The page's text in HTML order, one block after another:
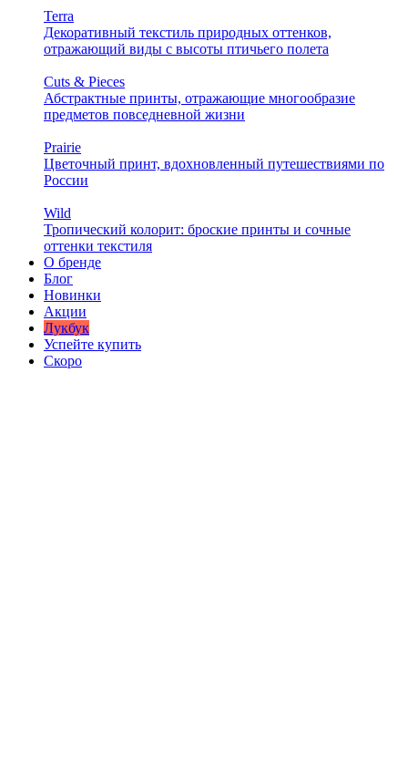
Terra
Декоративный текстиль природных оттенков,
отражающий виды с высоты птичьего полета
Cuts & Pieces
Абстрактные принты, отражающие многообразие
предметов повседневной жизни
Prairie
Цветочный принт, вдохновленный путешествиями по
России
Wild
Тропический колорит: броские принты и сочные
оттенки текстиля
О бренде
Блог
Новинки
Акции
Лукбук
Успейте купить
Скоро